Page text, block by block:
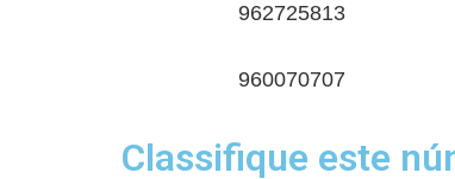
962725813
960070707
Classifique este